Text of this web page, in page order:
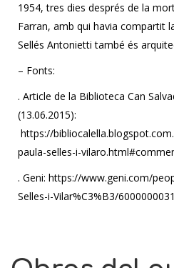
1954, tres dies després de la
Farran, amb qui havia compartit
Sellés Antonietti també és
– Fonts:
. Article de la Biblioteca Can
(13.06.2015):
https://
paula-selles-i-
. Geni: https://www.geni.com/
Selles-i-Vilar%C3%B3/